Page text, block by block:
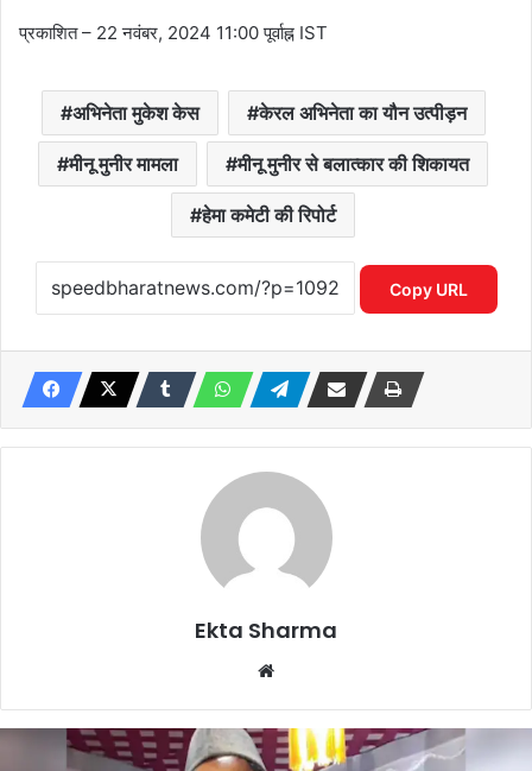
प्रकाशित– 22 नवंबर, 2024 11:00 पूर्वाह्न IST
अभिनेता मुकेश केस केरल अभिनेता का यौन उत्पीड़न
मीनू मुनीर मामला मीनू मुनीर से बलात्कार की शिकायत
हेमा कमेटी की रिपोर्ट
Copy URL
Ekta Sharma